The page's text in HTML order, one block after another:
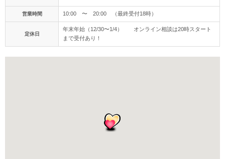
スタジオでの撮影
チャペルでの撮影
営業時間 10:00 〜 20:00 （最終受付18時）
定休日
年末年始（12/30〜1/4） オンライン相談は20時スタート
まで受付あり！